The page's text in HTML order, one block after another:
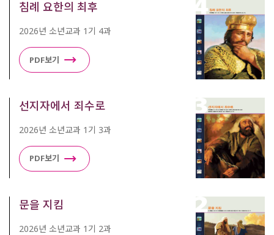
침례 요한의 최후
2026년 소년교과 1기 4과
PDF보기
선지자에서 죄수로
2026년 소년교과 1기 3과
PDF보기
문을 지킴
2026년 소년교과 1기 2과